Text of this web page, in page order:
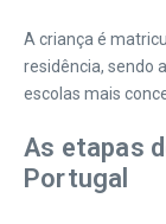
A criança é
residência, sendo
escolas mais
As etapas
Portugal